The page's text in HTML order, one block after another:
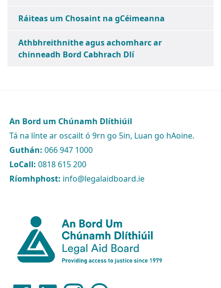
Ráiteas um Chosaint na gCéimeanna
Athbhreithnithe agus achomharc ar
chinneadh Bord Cabhrach Dlí
An Bord um Chúnamh Dlíthiúil
Tá na línte ar oscailt ó 9rn go 5in, Luan go hAoine.
Guthán: 066 947 1000
LoCall: 0818 615 200
Ríomhphost: info@legalaidboard.ie